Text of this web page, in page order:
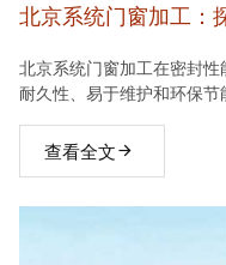
北京系统门窗加工：
北京系统门窗加工在密封性
耐久性、易于维护和环保
位。查看全文